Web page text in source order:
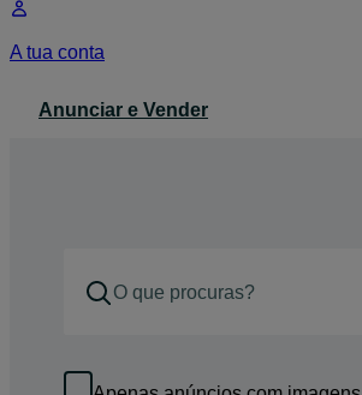
A tua conta
Anunciar e Vender